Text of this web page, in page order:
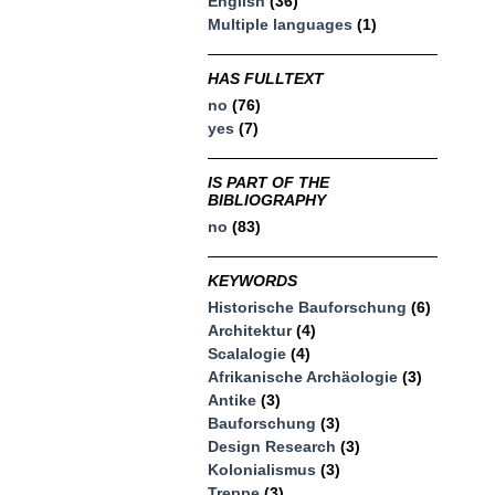
Multiple languages (1)
HAS FULLTEXT
no (76)
yes (7)
IS PART OF THE
BIBLIOGRAPHY
no (83)
KEYWORDS
Historische Bauforschung (6)
Architektur(4)
Scalalogie (4)
Afrikanische Archäologie (3)
Antike (3)
Bauforschung (3)
Design Research (3)
Kolonialismus (3)